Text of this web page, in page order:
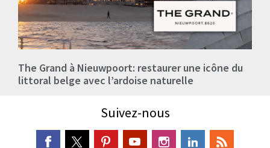
The Grand à Nieuwpoort: restaurer une icône du
littoral belge avec l’ardoise naturelle
Suivez-nous